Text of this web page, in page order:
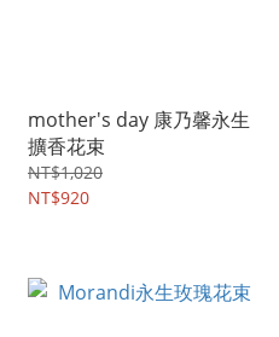
mother's day 康乃馨永生
擴香花束
NT$1,020
NT$920